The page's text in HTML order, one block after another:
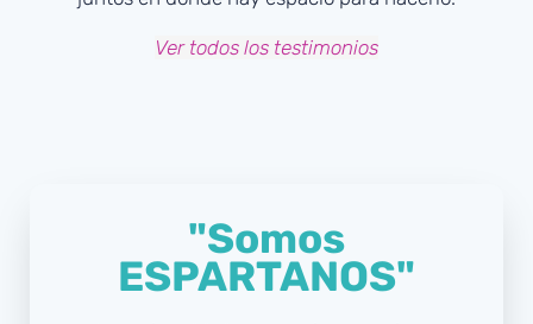
Ver todos los testimonios
"Somos
ESPARTANOS"